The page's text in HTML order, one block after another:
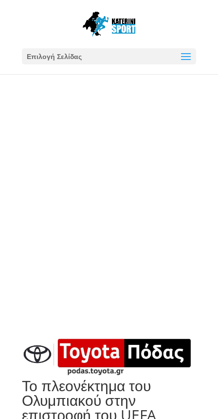
Επιλογή Σελίδας
Το πλεονέκτημα του
Ολυμπιακού στην